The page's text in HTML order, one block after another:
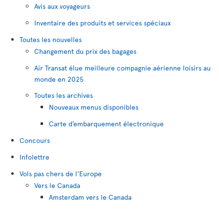
Avis aux voyageurs
Inventaire des produits et services spéciaux
Toutes les nouvelles
Changement du prix des bagages
Air Transat élue meilleure compagnie aérienne loisirs au
monde en 2025
Toutes les archives
Nouveaux menus disponibles
Carte d’embarquement électronique
Concours
Infolettre
Vols pas chers de l'Europe
Vers le Canada
Amsterdam vers le Canada